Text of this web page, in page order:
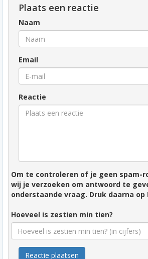
Plaats een reactie
Naam
Email
Reactie
Om te controleren of je geen spam-
wij je verzoeken om antwoord te
onderstaande vraag. Druk daarna op
Hoeveel is zestien min tien?
Reactie plaatsen